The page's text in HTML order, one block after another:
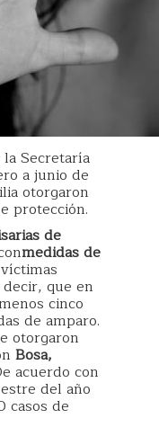
Secretaría
a junio de
otorgaron
protección.
de
medidas de
víctimas
que en
cinco
de amparo.
otorgaron
Bosa,
acuerdo con
del año
casos de